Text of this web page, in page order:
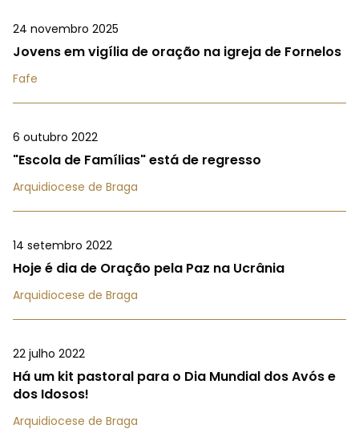
24 novembro 2025
Jovens em vigília de oração na igreja de Fornelos
Fafe
6 outubro 2022
"Escola de Famílias" está de regresso
Arquidiocese de Braga
14 setembro 2022
Hoje é dia de Oração pela Paz na Ucrânia
Arquidiocese de Braga
22 julho 2022
Há um kit pastoral para o Dia Mundial dos Avós e
dos Idosos!
Arquidiocese de Braga